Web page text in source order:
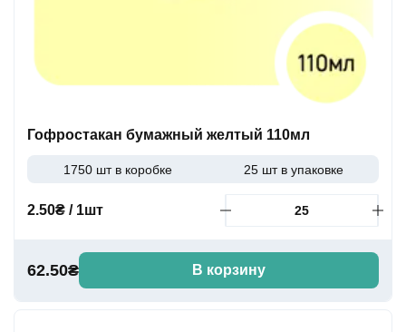
Гофростакан бумажный желтый 110мл
1750 шт в коробке 25 шт в упаковке
2.50₴ / 1шт
62.50₴ В корзину